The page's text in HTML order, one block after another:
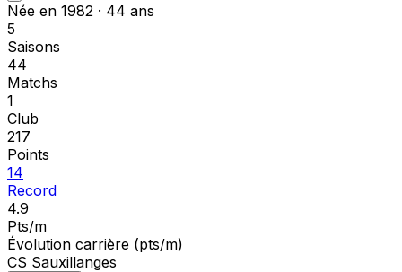
Née en 1982 · 44 ans
5
Saisons
44
Matchs
1
Club
217
Points
14
Record
4.9
Pts/m
Évolution carrière (pts/m)
CS Sauxillanges